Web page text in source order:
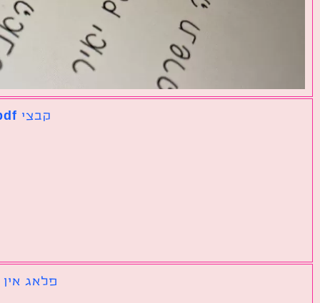
קבצי pdf נפרדים שצריך לאחד לקובץ אחד גדול
פלאג